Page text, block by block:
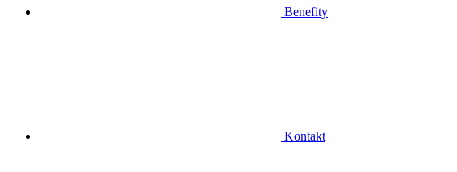
Benefity
Kontakt